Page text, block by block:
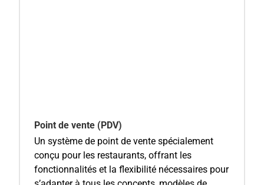
Point de vente (PDV)
Un système de point de vente spécialement
conçu pour les restaurants, offrant les
fonctionnalités et la flexibilité nécessaires pour